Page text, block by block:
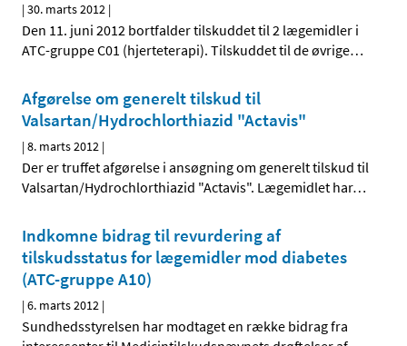
|30. marts 2012 |
Den 11. juni 2012 bortfalder tilskuddet til 2 lægemidler i
ATC-gruppe C01 (hjerteterapi). Tilskuddet til de øvrige…
Afgørelse om generelt tilskud til
Valsartan/Hydrochlorthiazid "Actavis"
|8. marts 2012 |
Der er truffet afgørelse i ansøgning om generelt tilskud til
Valsartan/Hydrochlorthiazid "Actavis". Lægemidlet har…
Indkomne bidrag til revurdering af
tilskudsstatus for lægemidler mod diabetes
(ATC-gruppe A10)
|6. marts 2012 |
Sundhedsstyrelsen har modtaget en række bidrag fra